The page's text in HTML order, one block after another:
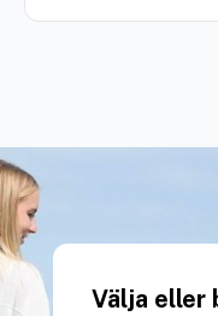
Välja eller